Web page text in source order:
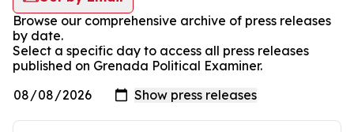
Browse our comprehensive archive of press releases
by date.
Select a specific day to access all press releases
published on Grenada Political Examiner.